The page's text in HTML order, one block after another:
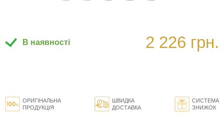
В наявності 2 226 грн.
ОРИГІНАЛЬНА
ПРОДУКЦІЯ
ШВИДКА
ДОСТАВКА
СИСТЕМА
ЗНИЖОК